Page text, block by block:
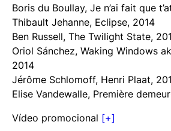
Boris du Boullay, Je n’ai fait que
Thibault Jehanne, Eclipse, 2014
Ben Russell, The Twilight State,
Oriol Sánchez, Waking Windows
2014
Jérôme Schlomoff, Henri Plaat,
Elise Vandewalle, Première
Vídeo promocional [+]